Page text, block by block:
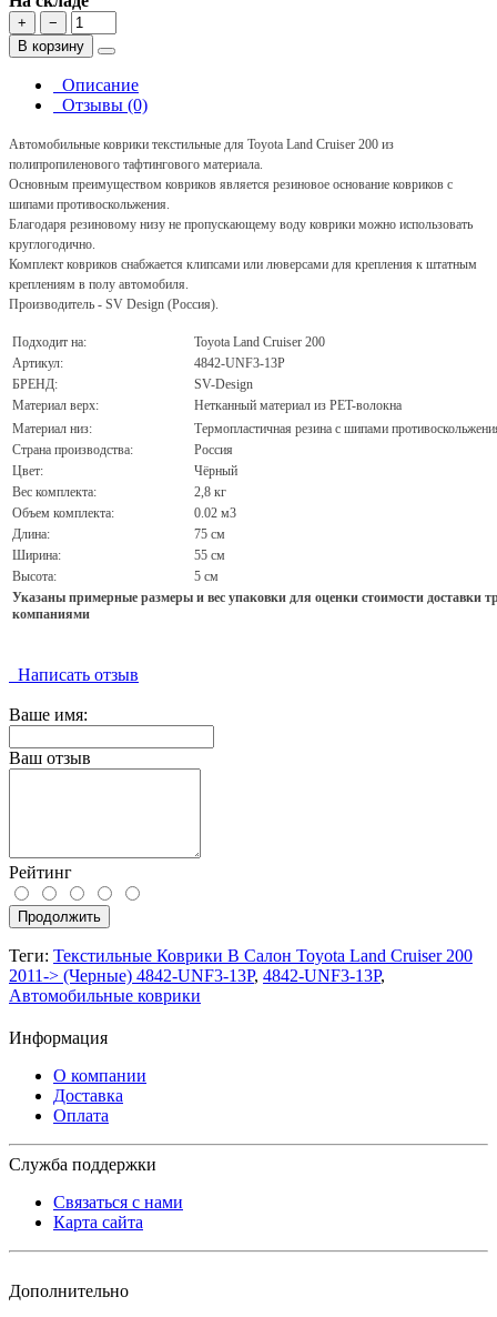
+
−
В корзину
Описание
Отзывы (0)
Автомобильные коврики текстильные для Toyota Land Cruiser 200 из
полипропиленового тафтингового материала.
Основным преимуществом ковриков является резиновое основание ковриков с
шипами противоскольжения.
Благодаря резиновому низу не пропускающему воду коврики можно использовать
круглогодично.
Комплект ковриков снабжается клипсами или люверсами для крепления к штатным
креплениям в полу автомобиля.
Производитель - SV Design (Россия).
Подходит на:
Toyota Land Cruiser 200
Артикул:
4842-UNF3-13P
БРЕНД:
SV-Design
Материал верх:
Нетканный материал из PET-волокна
Материал низ:
Термопластичная резина с шипами
Страна производства:
Россия
Цвет:
Чёрный
Вес комплекта:
2,8 кг
Объем комплекта:
0.02 м3
Длина:
75 см
Ширина:
55 см
Высота:
5 см
Указаны примерные размеры и вес упаковки для оценки стоимости доставки
компаниями
Написать отзыв
Ваше имя:
Ваш отзыв
Рейтинг
Продолжить
Теги: Текстильные Коврики В Салон Toyota Land Cruiser 200
2011-> (Черные) 4842-UNF3-13P, 4842-UNF3-13P,
Автомобильные коврики
Информация
О компании
Доставка
Оплата
Служба поддержки
Связаться с нами
Карта сайта
Дополнительно